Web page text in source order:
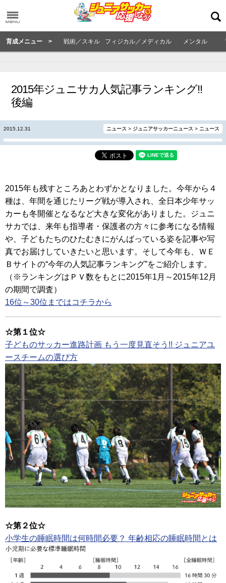
育成メニュー > 戦術／スキル フィジカル／メディカル メンタル
2015年ジュニサカ人気記事ランキング!!
後編
2015.12.31 ニュース > ジュニアサッカーニュース > ニュース
2015年も残すところあとわずかとなりました。今年から４
種は、年間を通じたリーグ戦が導入され、全日本少年サッ
カーも冬開催となるなど大きな変化がありました。ジュニ
サカでは、来年も指導者・保護者の方々に参考になる情報
や、子どもたちのひたむきにがんばっている姿を記事や写
真でお届けしていきたいと思います。そして今年も、ＷＥ
Ｂサイトの“今年の人気記事ランキング”をご紹介します。
（※ランキングはＰＶ数をもとに2015年1月～2015年12月
の期間で調査）
16位～30位まではコチラから
☆第１位☆
子どものサッカー進路計画 もう一度見直そう!! ジュニアユ
ースチームの選び方
☆第２位☆
小学生の睡眠時間は何時間必要？ 年齢相応の睡眠時間とは